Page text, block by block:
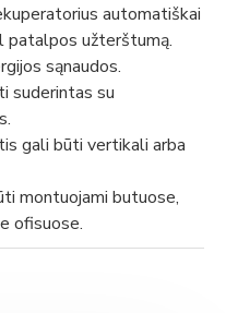
automatiškai
patalpos užterštumą.
sąnaudos.
suderintas su
gali būti vertikali arba
montuojami butuose,
ofisuose.